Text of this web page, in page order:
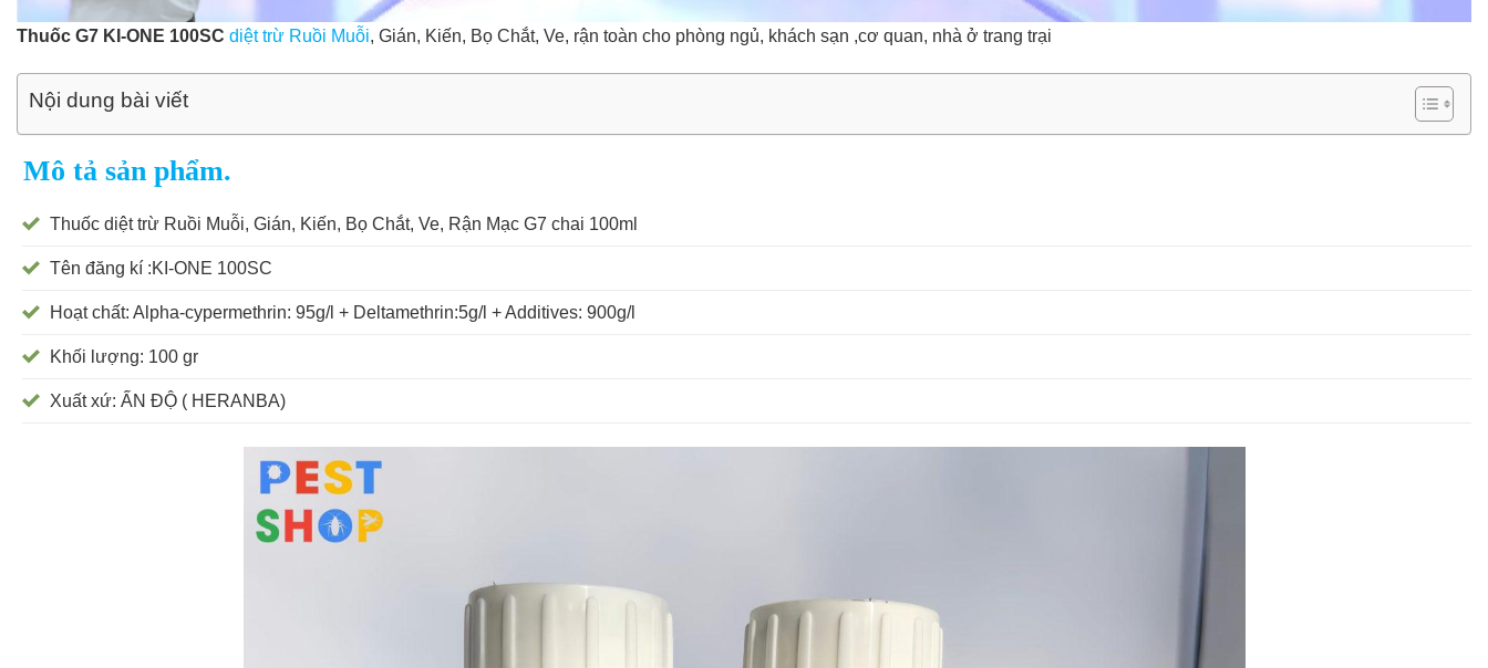
Thuốc G7 KI-ONE 100SC diệt trừ Ruồi Muỗi, Gián, Kiến, Bọ Chắt, Ve, rận toàn cho phòng ngủ, khách sạn ,cơ quan, nhà ở trang trại
Nội dung bài viết
Mô tả sản phẩm.
Thuốc diệt trừ Ruồi Muỗi, Gián, Kiến, Bọ Chắt, Ve, Rận Mạc G7 chai 100ml
Tên đăng kí :KI-ONE 100SC
Hoạt chất: Alpha-cypermethrin: 95g/l + Deltamethrin:5g/l + Additives: 900g/l
Khối lượng: 100 gr
Xuất xứ: ẤN ĐỘ ( HERANBA)